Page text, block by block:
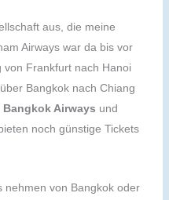
aus, die meine
Airways war da bis vor
von Frankfurt nach Hanoi
Bangkok nach Chiang
Bangkok Airways und
noch günstige Tickets
nehmen von Bangkok oder